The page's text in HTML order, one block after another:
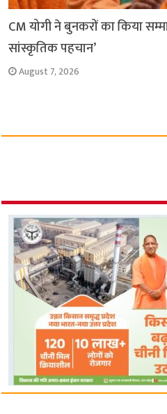
CM योगी ने बुनकरों का किया
सांस्कृतिक पहचान’
August 7, 2026